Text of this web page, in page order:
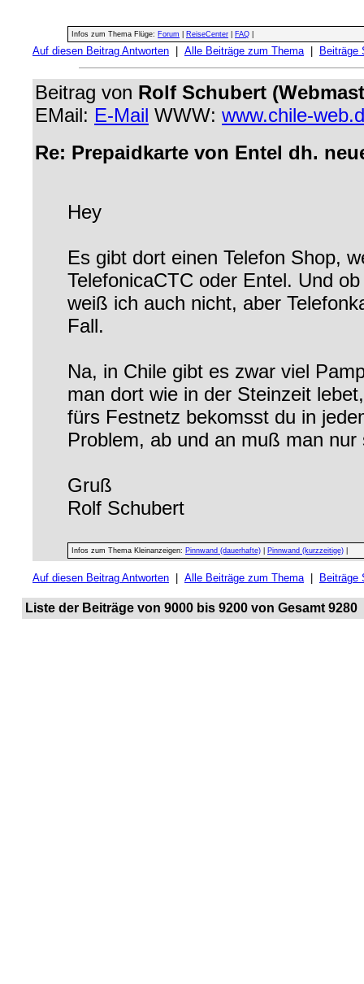
Infos zum Thema Flüge: Forum ReiseCenter FAQ
Auf diesen Beitrag Antworten Alle Beiträge zum Thema| Beiträge
Beitrag von Rolf Schubert
EMail: E-Mail WWW: www.chile-
Re: Prepaidkarte von Entel dh.
Hey
Es gibt dort einen Telefon Shop,
TelefonicaCTC oder Entel. Und
weiß ich auch nicht, aber
Fall.
Na, in Chile gibt es zwar viel
man dort wie in der Steinzeit
fürs Festnetz bekomsst du in
Problem, ab und an muß man nur
Gruß
Rolf Schubert
Infos zum Thema Kleinanzeigen: Pinnwand (dauerhafte) Pinnwand (kurzzeitige)
Auf diesen Beitrag Antworten Alle Beiträge zum Thema| Beiträge
Liste der Beiträge von 9000 bis 9200 von Gesamt 9280